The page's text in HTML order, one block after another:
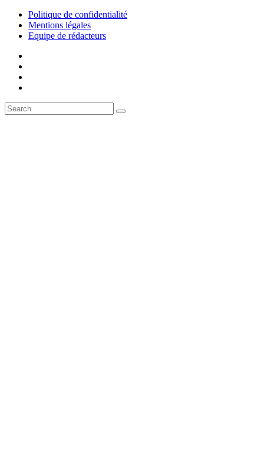
Politique de confidentialité
Mentions légales
Equipe de rédacteurs